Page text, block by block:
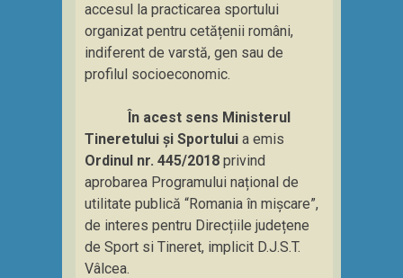
accesul la practicarea sportului
organizat pentru cetățenii români,
indiferent de varstă, gen sau de
profilul socioeconomic.
În acest sens Ministerul
Tineretului și Sportului a emis
Ordinul nr. 445/2018 privind
aprobarea Programului național de
utilitate publică “Romania în mișcare”,
de interes pentru Direcțiile județene
de Sport si Tineret, implicit D.J.S.T.
Vâlcea.